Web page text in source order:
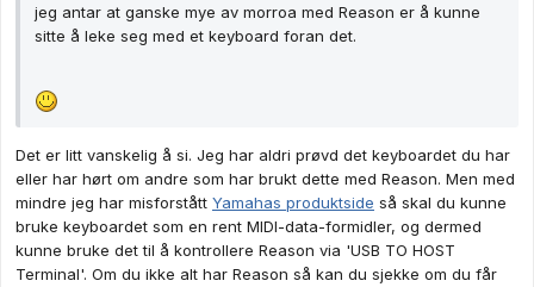
jeg antar at ganske mye av morroa med Reason er å kunne
sitte å leke seg med et keyboard foran det.
Det er litt vanskelig å si. Jeg har aldri prøvd det keyboardet du har
eller har hørt om andre som har brukt dette med Reason. Men med
mindre jeg har misforstått Yamahas produktside så skal du kunne
bruke keyboardet som en rent MIDI-data-formidler, og dermed
kunne bruke det til å kontrollere Reason via 'USB TO HOST
Terminal'. Om du ikke alt har Reason så kan du sjekke om du får